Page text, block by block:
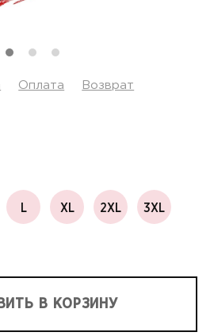
Оплата Возврат
L XL 2XL 3XL
В КОРЗИНУ